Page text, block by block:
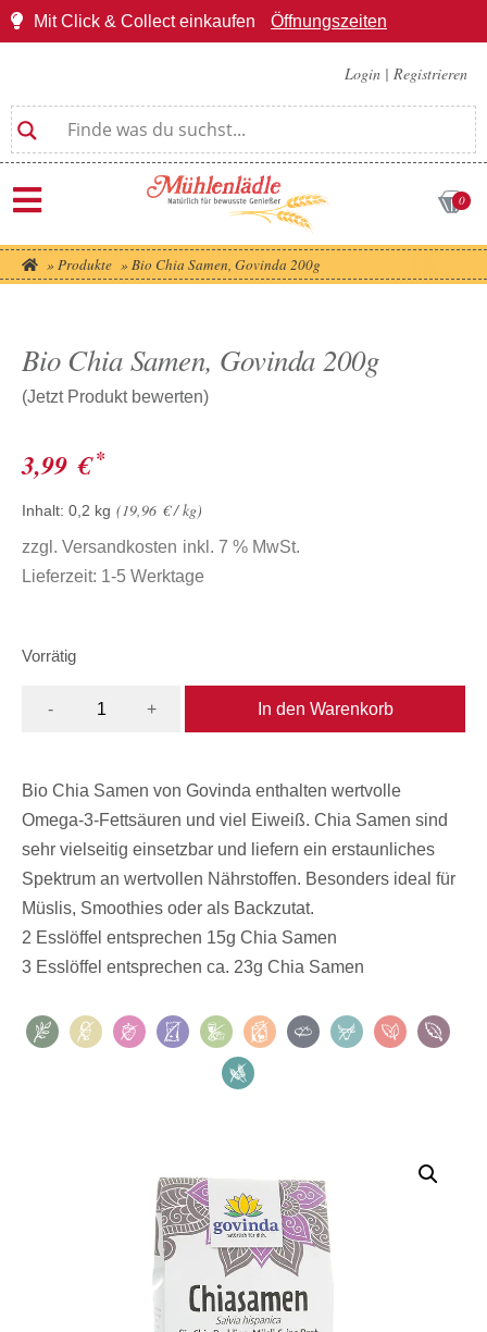
Mit Click & Collect einkaufen Öffnungszeiten
Login | Registrieren
0
» Produkte » Bio Chia Samen, Govinda 200g
Bio Chia Samen, Govinda 200g
(Jetzt Produkt bewerten)
3,99 € *
Inhalt: 0,2 kg 19,96 €/kg
zzgl. Versandkosten inkl. 7 % MwSt.
Lieferzeit: 1-5 Werktage
Vorrätig
- + In den Warenkorb
Bio Chia Samen von Govinda enthalten wertvolle
Omega-3-Fettsäuren und viel Eiweiß. Chia Samen sind
sehr vielseitig einsetzbar und liefern ein erstaunliches
Spektrum an wertvollen Nährstoffen. Besonders ideal für
Müslis, Smoothies oder als Backzutat.
2 Esslöffel entsprechen 15g Chia Samen
3 Esslöffel entsprechen ca. 23g Chia Samen